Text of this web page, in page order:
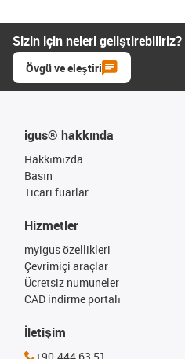
Sizin için neleri
Övgü ve eleştiri
igus® hakkında
Hakkımızda
Basın
Ticari fuarlar
Hizmetler
myigus özellikleri
Çevrimiçi araçlar
Ücretsiz numuneler
CAD indirme portalı
İletişim